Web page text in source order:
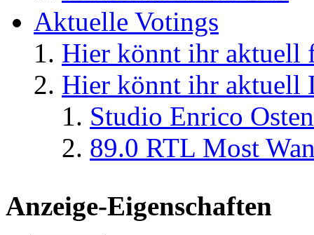
Aktuelle Votings
Hier könnt ihr aktuell
Hier könnt ihr aktuell
Studio Enrico
89.0 RTL Most
Anzeige-Eigenschaften